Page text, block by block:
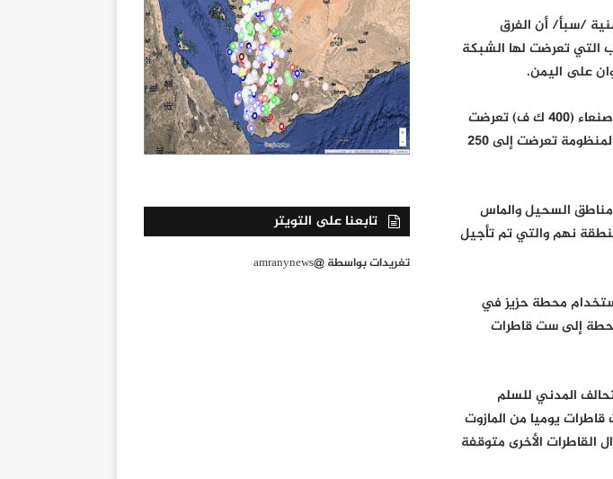
/سبأ/ أن الفرق
التي تعرضت لها الشبكة
على اليمن.
وأشار إلى أن منظومة الكهرباء وخطوط نقل الطاقة العالي الواصلة من مأرب إلى صنعاء (400 ك ف) تعرضت
لأضرار كبيرة بسبب العدوان والاشتباكات في مناطق الجدعان والماس .. مبينا أن المنظومة تعرضت إلى 250
مناطق السحيل والماس
نهم والتي تم تأجيل
محطة حزيز في
إلى ست قاطرات
المدني للسلم
يوميا من المازوت
القاطرات الأخرى متوقفة
تابعنا على التويتر
تغريدات بواسطة @amranynews